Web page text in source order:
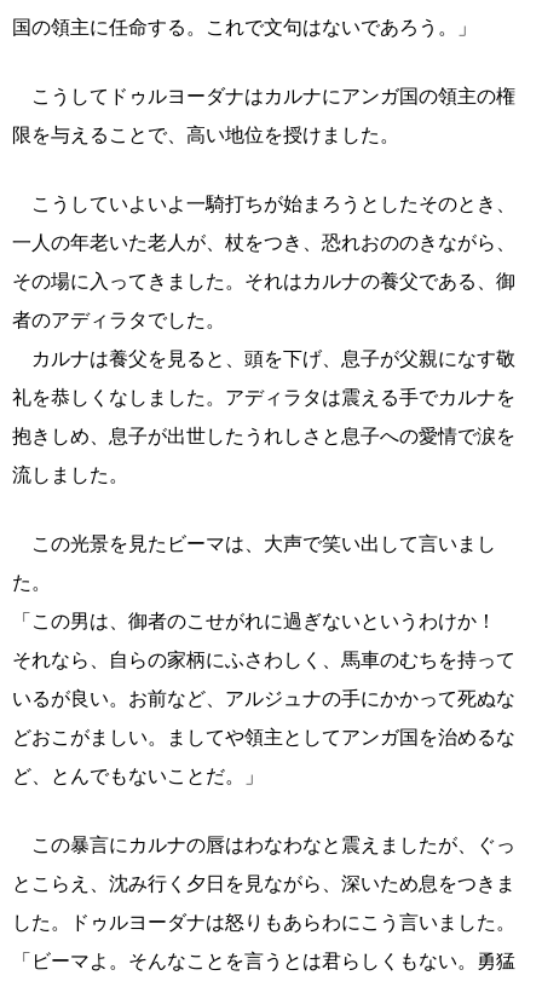
国の領主に任命する。これで文句はないであろう。」
こうしてドゥルヨーダナはカルナにアンガ国の領主の権
限を与えることで、高い地位を授けました。
こうしていよいよ一騎打ちが始まろうとしたそのとき、
一人の年老いた老人が、杖をつき、恐れおののきながら、
その場に入ってきました。それはカルナの養父である、御
者のアディラタでした。
カルナは養父を見ると、頭を下げ、息子が父親になす敬
礼を恭しくなしました。アディラタは震える手でカルナを
抱きしめ、息子が出世したうれしさと息子への愛情で涙を
流しました。
この光景を見たビーマは、大声で笑い出して言いまし
た。
「この男は、御者のこせがれに過ぎないというわけか！
それなら、自らの家柄にふさわしく、馬車のむちを持って
いるが良い。お前など、アルジュナの手にかかって死ぬな
どおこがましい。ましてや領主としてアンガ国を治めるな
ど、とんでもないことだ。」
この暴言にカルナの唇はわなわなと震えましたが、ぐっ
とこらえ、沈み行く夕日を見ながら、深いため息をつきま
した。ドゥルヨーダナは怒りもあらわにこう言いました。
「ビーマよ。そんなことを言うとは君らしくもない。勇猛